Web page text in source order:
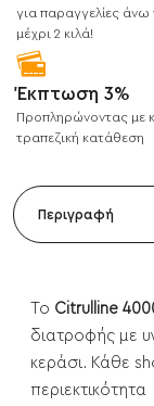
για παραγγελίες άνω
μέχρι 2 κιλά!
Έκπτωση 3%
Προπληρώνοντας με
τραπεζική κατάθεση
Περιγραφή
Το Citrulline
διατροφής με
κεράσι. Κάθε